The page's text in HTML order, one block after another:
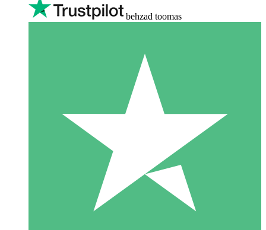
behzad toomas